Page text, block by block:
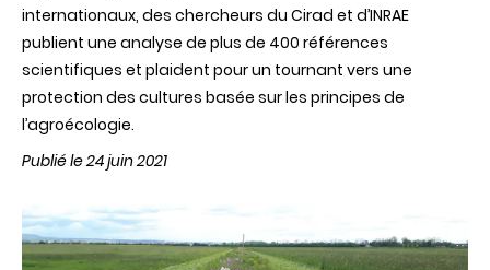
internationaux, des chercheurs du Cirad et d’INRAE
publient une analyse de plus de 400 références
scientifiques et plaident pour un tournant vers une
protection des cultures basée sur les principes de
l’agroécologie.
Publié le 24 juin 2021